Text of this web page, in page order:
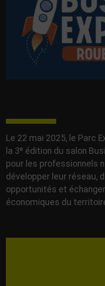
Le 22 mai 2025, le Parc
la 3ᵉ édition du salon
pour les professionnels
développer leur réseau,
opportunités et
économiques du